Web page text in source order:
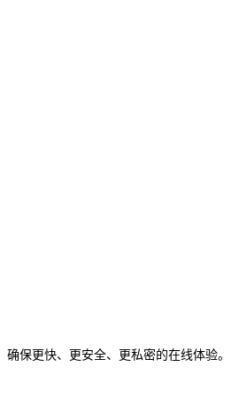
保更快、更安全、更私密的在线体验。